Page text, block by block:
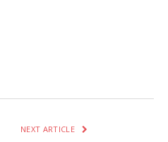
NEXT ARTICLE